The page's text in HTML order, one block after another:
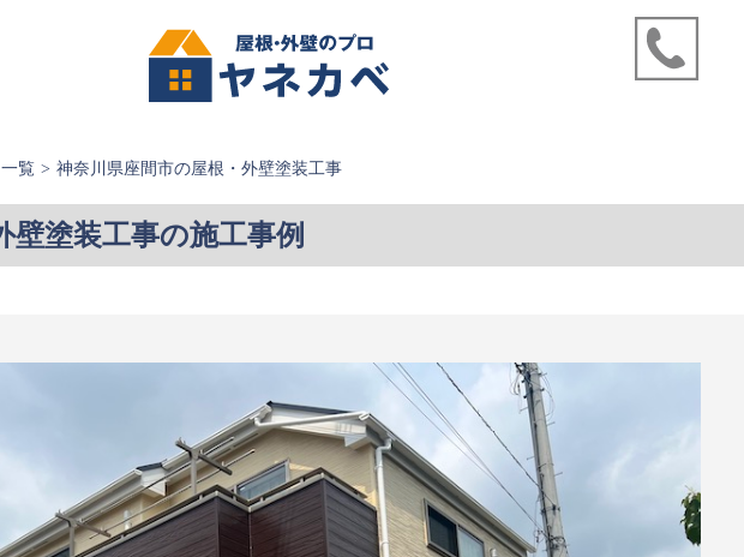
覧 神奈川県座間市の屋根・外壁塗装工事
壁塗装工事の施工事例